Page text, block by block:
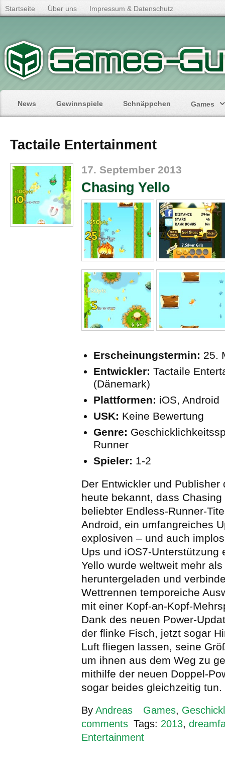
Startseite Über uns Impressum & Datenschutz
News Gewinnspiele Schnäppchen Games
Tactaile Entertainment
17. September 2013
Chasing Yello
Erscheinungstermin: 25.
Entwickler: Tactaile
(Dänemark)
Plattformen: iOS, Android
USK: Keine Bewertung
Genre:
Runner
Spieler: 1-2
Der Entwickler und Publisher
heute bekannt, dass Chasing
beliebter Endless-Runner-
Android, ein umfangreiches
explosiven – und auch
Ups und iOS7-Unterstützung
Yello wurde weltweit mehr
heruntergeladen und
Wettrennen temporeiche
mit einer Kopf-an-Kopf-
Dank des neuen Power-
der flinke Fisch, jetzt sogar
Luft fliegen lassen, seine
um ihnen aus dem Weg zu
mithilfe der neuen Doppel-
sogar beides gleichzeitig tun.
By Andreas Games,
comments Tags: 2013,
Entertainment